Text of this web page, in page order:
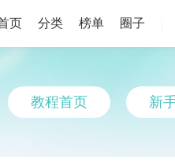
页 分类 榜单 圈子
教程首页 新